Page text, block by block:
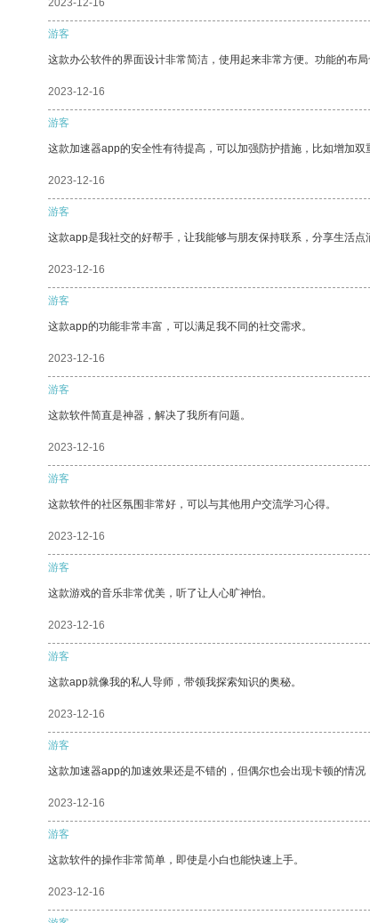
2023-12-16
游客
这款办公软件的界面设计非常简洁，使用起来非常方便。功能的布局
2023-12-16
游客
这款加速器app的安全性有待提高，可以加强防护措施，比如增加双
2023-12-16
游客
这款app是我社交的好帮手，让我能够与朋友保持联系，分享生活点
2023-12-16
游客
这款app的功能非常丰富，可以满足我不同的社交需求。
2023-12-16
游客
这款软件简直是神器，解决了我所有问题。
2023-12-16
游客
这款软件的社区氛围非常好，可以与其他用户交流学习心得。
2023-12-16
游客
这款游戏的音乐非常优美，听了让人心旷神怡。
2023-12-16
游客
这款app就像我的私人导师，带领我探索知识的奥秘。
2023-12-16
游客
这款加速器app的加速效果还是不错的，但偶尔也会出现卡顿的情况
2023-12-16
游客
这款软件的操作非常简单，即使是小白也能快速上手。
2023-12-16